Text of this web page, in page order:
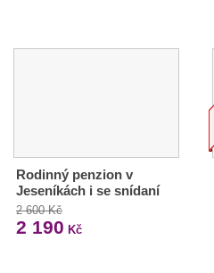
Rodinný penzion v
Jeseníkách i se snídaní
2 600 Kč
2 190 Kč